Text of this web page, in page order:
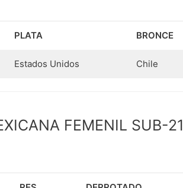
PLATA BRONCE
Estados Unidos Chile
FEMENIL SUB-21